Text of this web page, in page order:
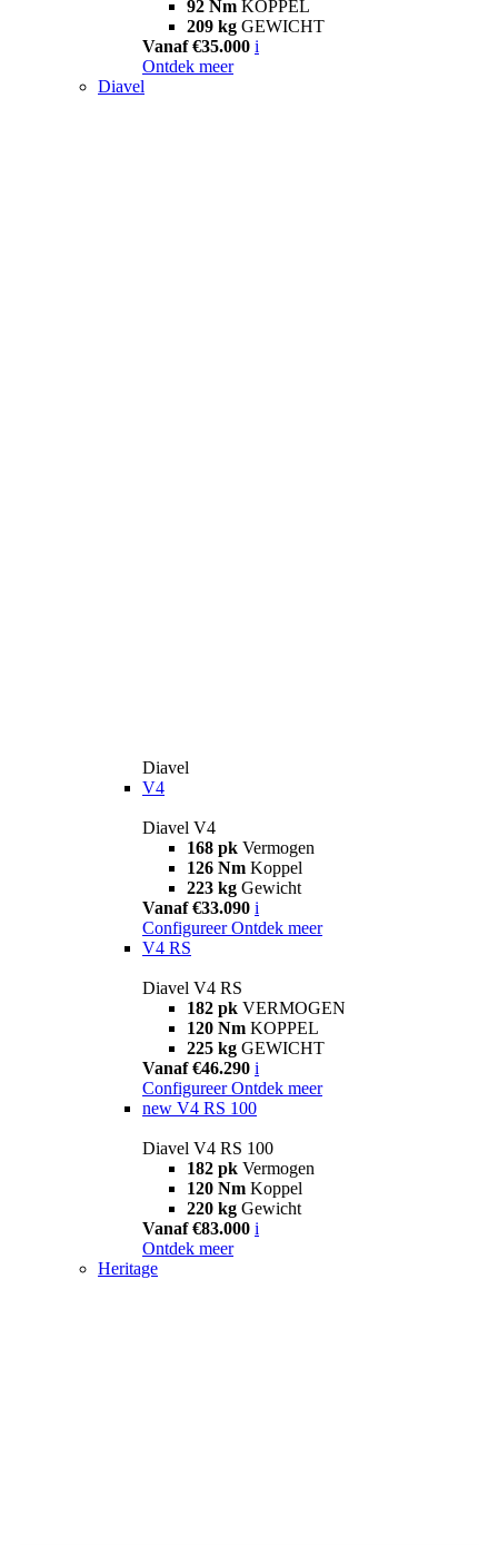
92 Nm KOPPEL
209 kg GEWICHT
Vanaf €35.000 i
Ontdek meer
Diavel
Diavel
V4
Diavel V4
168 pk Vermogen
126 Nm Koppel
223 kg Gewicht
Vanaf €33.090 i
Configureer Ontdek meer
V4 RS
Diavel V4 RS
182 pk VERMOGEN
120 Nm KOPPEL
225 kg GEWICHT
Vanaf €46.290 i
Configureer Ontdek meer
new V4 RS 100
Diavel V4 RS 100
182 pk Vermogen
120 Nm Koppel
220 kg Gewicht
Vanaf €83.000 i
Ontdek meer
Heritage